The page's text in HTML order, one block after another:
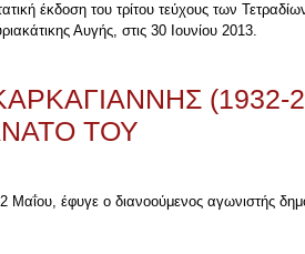
έκδοση του τρίτου τεύχους των
Αυγής, στις 30 Ιουνίου 2013.
(1932-
ΤΟΥ
Μαΐου, έφυγε ο διανοούμενος αγωνιστής